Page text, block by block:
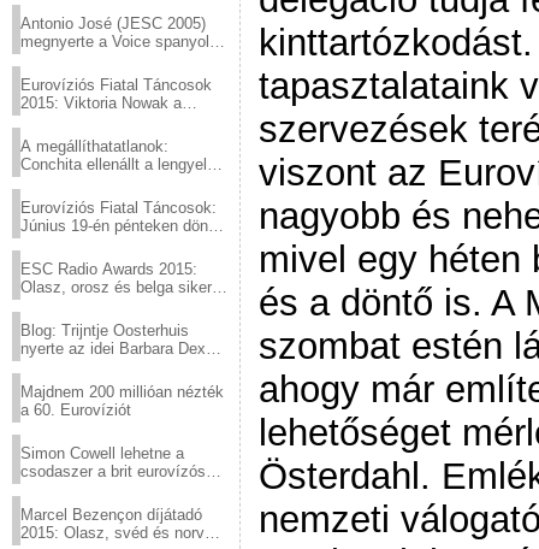
Antonio José (JESC 2005)
megnyerte a Voice spanyol
Eurovíziós Fiatal Táncosok
2015: Viktoria Nowak a
A megállíthatatlanok:
Conchita ellenállt a lengyel
Eurovíziós Fiatal Táncosok:
Június 19-én pénteken döntő
ESC Radio Awards 2015:
Olasz, orosz és belga siker,
Blog: Trijntje Oosterhuis
nyerte az idei Barbara Dex
Majdnem 200 millióan nézték
a 60. Eurovíziót
Simon Cowell lehetne a
csodaszer a brit eurovízós
Marcel Bezençon díjátadó
2015: Olasz, svéd és norvég
tapasztalataink
szervezések
viszont az
nagyobb és
mivel egy héten
és a döntő is. A
szombat estén
ahogy már
lehetőséget
Österdahl.
nemzeti